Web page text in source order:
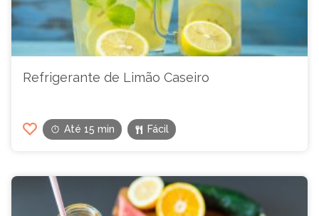
Refrigerante de Limão Caseiro
Até 15 min Fácil